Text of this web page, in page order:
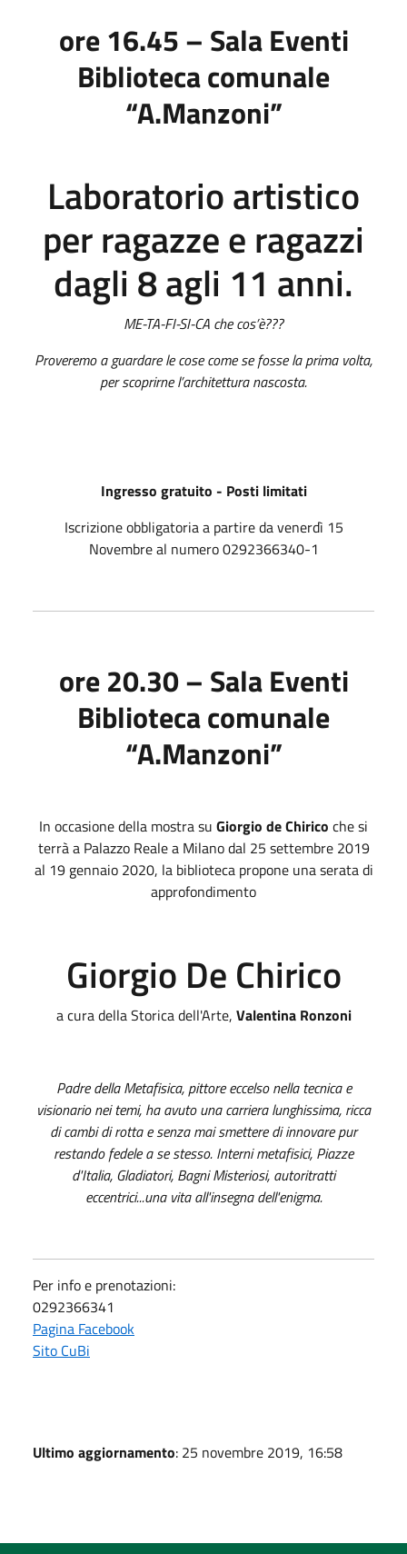
ore 16.45 – Sala Eventi
Biblioteca comunale
“A.Manzoni”
Laboratorio artistico
per ragazze e ragazzi
dagli 8 agli 11 anni.
ME-TA-FI-SI-CA che cos’è???
Proveremo a guardare le cose come se fosse la prima volta,
per scoprirne l’architettura nascosta.
Ingresso gratuito - Posti limitati
Iscrizione obbligatoria a partire da venerdì 15
Novembre al numero 0292366340-1
ore 20.30 – Sala Eventi
Biblioteca comunale
“A.Manzoni”
In occasione della mostra su Giorgio de Chirico che si
terrà a Palazzo Reale a Milano dal 25 settembre 2019
al 19 gennaio 2020, la biblioteca propone una serata di
approfondimento
Giorgio De Chirico
a cura della Storica dell'Arte, Valentina Ronzoni
Padre della Metafisica, pittore eccelso nella tecnica e
visionario nei temi, ha avuto una carriera lunghissima, ricca
di cambi di rotta e senza mai smettere di innovare pur
restando fedele a se stesso. Interni metafisici, Piazze
d'Italia, Gladiatori, Bagni Misteriosi, autoritratti
eccentrici...una vita all'insegna dell'enigma.
Per info e prenotazioni:
0292366341
Pagina Facebook
Sito CuBi
Ultimo aggiornamento: 25 novembre 2019, 16:58